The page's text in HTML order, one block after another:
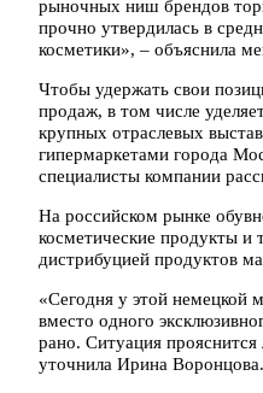
рыночных ниш брендов
прочно утвердилась в
косметики», – объяснила
Чтобы удержать свои
продаж, в том числе
крупных отраслевых
гипермаркетами города
специалисты компании
На российском рынке
косметические продукты и
дистрибуцией продуктов
«Сегодня у этой немецкой
вместо одного
рано. Ситуация
уточнила Ирина Воронцова.